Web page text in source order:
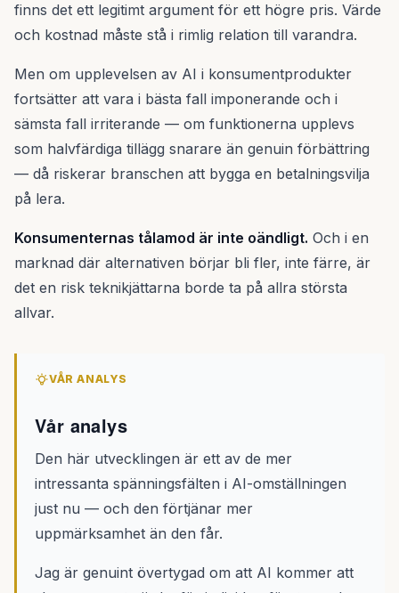
finns det ett legitimt argument för ett högre pris. Värde
och kostnad måste stå i rimlig relation till varandra.
Men om upplevelsen av AI i konsumentprodukter
fortsätter att vara i bästa fall imponerande och i
sämsta fall irriterande — om funktionerna upplevs
som halvfärdiga tillägg snarare än genuin förbättring
— då riskerar branschen att bygga en betalningsvilja
på lera.
Konsumenternas tålamod är inte oändligt. Och i en
marknad där alternativen börjar bli fler, inte färre, är
det en risk teknikjättarna borde ta på allra största
allvar.
VÅR ANALYS
Vår analys
Den här utvecklingen är ett av de mer
intressanta spänningsfälten i AI-omställningen
just nu — och den förtjänar mer
uppmärksamhet än den får.
Jag är genuint övertygad om att AI kommer att